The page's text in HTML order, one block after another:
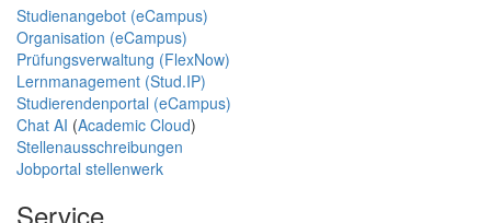
Studienangebot (eCampus)
Organisation (eCampus)
Prüfungsverwaltung (FlexNow)
Lernmanagement (Stud.IP)
Studierendenportal (eCampus)
Chat AI (Academic Cloud)
Stellenausschreibungen
Jobportal stellenwerk
Service